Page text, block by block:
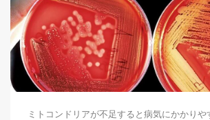
ミトコンドリアが不足すると病気にかかり